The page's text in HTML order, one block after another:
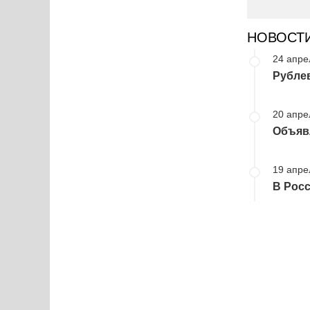
24
20
19
В